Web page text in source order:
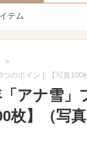
テム
>
のポイント【写真100
アナ雪」
】（写真